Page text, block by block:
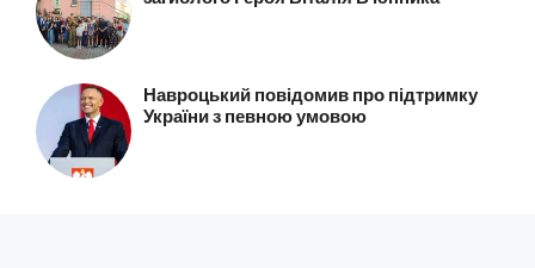
Навроцький повідомив про підтримку
України з певною умовою